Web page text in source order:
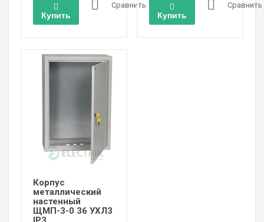
Купить
Сравнить
Купить
Сравнить
Корпус
металлический
настенный
ЩМП-3-0 36 УХЛ3